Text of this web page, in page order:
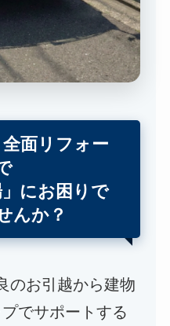
面リフォー
」にお困りで
んか？
のお引越から建物
でサポートする